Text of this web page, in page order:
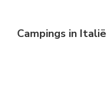
Campings in Italië